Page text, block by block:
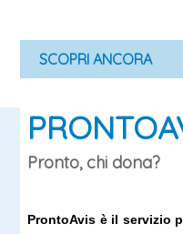
SCOPRI ANCORA
Pronto, chi dona?
ProntoAvis è il servizio